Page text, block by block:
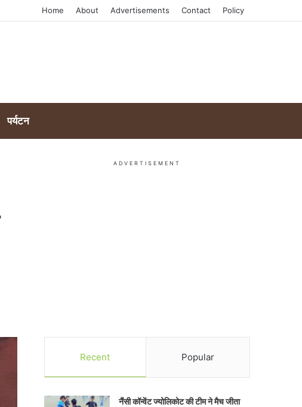
Home About Advertisements Contact Policy
पर्यटन
ADVERTISEMENT
Recent Popular
नैंसी कॉन्वेंट ज्योलिकोट की टीम ने मैच जीता